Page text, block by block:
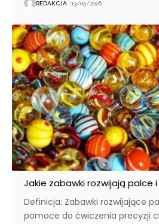
REDAKCJA 13/05/2026
Jakie zabawki rozwijają palce
Definicja: Zabawki rozwijające
pomoce do ćwiczenia precyzji